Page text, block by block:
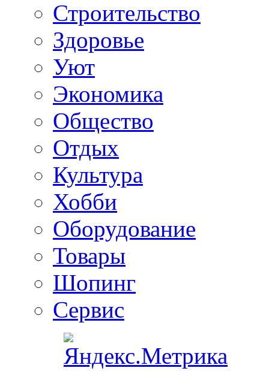
Строительство
Здоровье
Уют
Экономика
Общество
Отдых
Культура
Хобби
Оборудование
Товары
Шопинг
Сервис